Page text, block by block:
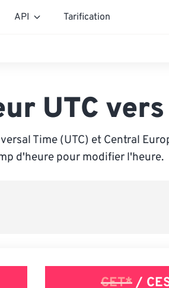
API Tarification
UTC vers
Time (UTC) et Central
d'heure pour modifier l'heure.
CET* /